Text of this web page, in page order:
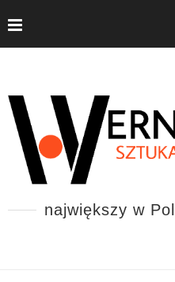
największy w